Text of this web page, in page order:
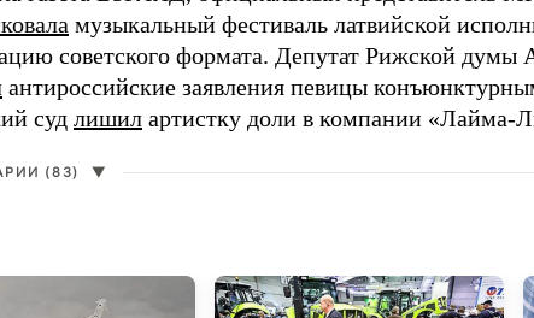
музыкальный фестиваль латвийской
советского формата. Депутат Рижской думы
антироссийские заявления певицы
суд лишил артистку доли в компании «Лайма-
(83) ▼